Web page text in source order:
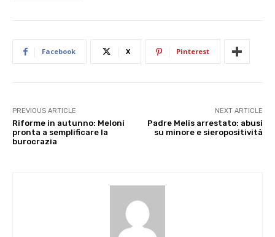
Facebook X Pinterest
PREVIOUS ARTICLE
Riforme in autunno: Meloni
pronta a semplificare la
burocrazia
NEXT ARTICLE
Padre Melis arrestato: abusi
su minore e sieropositività